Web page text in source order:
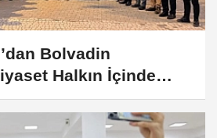
Bolvadin
Halkın İçinde